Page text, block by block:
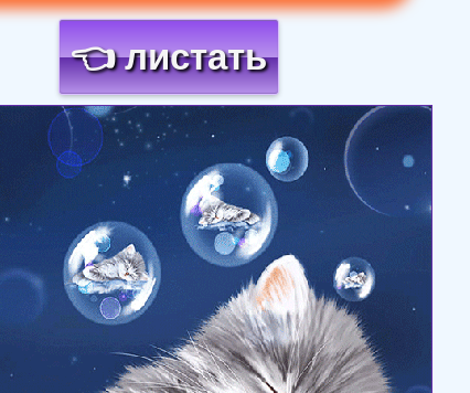
👈 листать
Загрузка картинки...